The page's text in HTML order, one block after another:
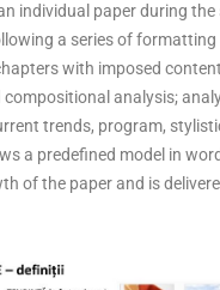
individual paper during
a series of formatting
with imposed
analysis;
trends, program,
a predefined model in
of the paper and is